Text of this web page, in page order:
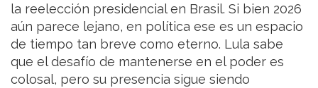
la reelección presidencial en Brasil. Si bien 2026
aún parece lejano, en política ese es un espacio
de tiempo tan breve como eterno. Lula sabe
que el desafío de mantenerse en el poder es
colosal, pero su presencia sigue siendo